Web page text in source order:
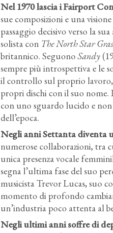
Nel 1970 lascia i Fairport
sue composizioni e una
passaggio decisivo verso la
solista con The North Star
britannico. Seguono Sandy
sempre più introspettiva e le
il controllo sul proprio lavoro,
propri dischi con il suo
con uno sguardo lucido e
dell’epoca.
Negli anni Settanta diventa
numerose collaborazioni, tra
unica presenza vocale
segna l’ultima fase del suo
musicista Trevor Lucas, suo
momento di profondo
un’industria poco attenta al
Negli ultimi anni soffre di